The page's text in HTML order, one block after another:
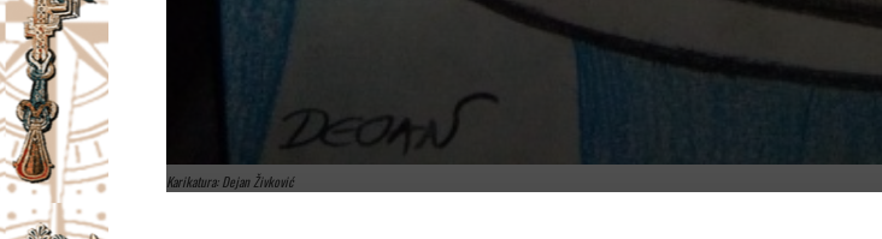
Karikatura: Dejan Živković